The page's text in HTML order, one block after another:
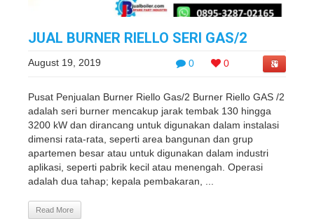
JUAL BURNER RIELLO SERI GAS/2
0 0
August 19, 2019
Pusat Penjualan Burner Riello Gas/2 Burner Riello GAS /2
adalah seri burner mencakup jarak tembak 130 hingga
3200 kW dan dirancang untuk digunakan dalam instalasi
dimensi rata-rata, seperti area bangunan dan grup
apartemen besar atau untuk digunakan dalam industri
aplikasi, seperti pabrik kecil atau menengah. Operasi
adalah dua tahap; kepala pembakaran, ...
Read More